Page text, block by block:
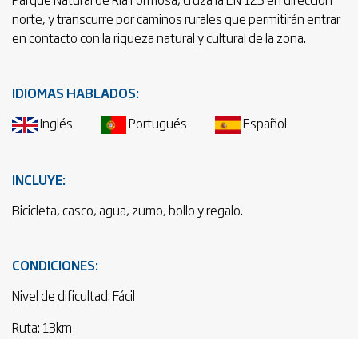
norte, y transcurre por caminos rurales que permitirán entrar
en contacto con la riqueza natural y cultural de la zona.
IDIOMAS HABLADOS:
Inglés
Portugués Español
INCLUYE:
Bicicleta, casco, agua, zumo, bollo y regalo.
CONDICIONES:
Nivel de dificultad: Fácil
Ruta: 13km